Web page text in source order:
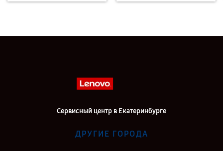
Сервисный центр в Екатеринбурге
ДРУГИЕ ГОРОДА